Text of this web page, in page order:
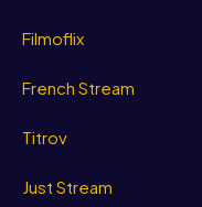
Filmoflix
French Stream
Titrov
Just Stream